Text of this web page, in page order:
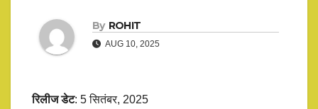
By ROHIT
AUG 10, 2025
रिलीज डेट: 5 सितंबर, 2025